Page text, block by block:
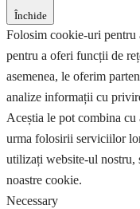
Închide
Folosim cookie-uri pentru
pentru a oferi funcții de
asemenea, le oferim
analize informații cu
Aceștia le pot combina
urma folosirii serviciilor
utilizați website-ul nostru,
noastre cookie.
Necessary